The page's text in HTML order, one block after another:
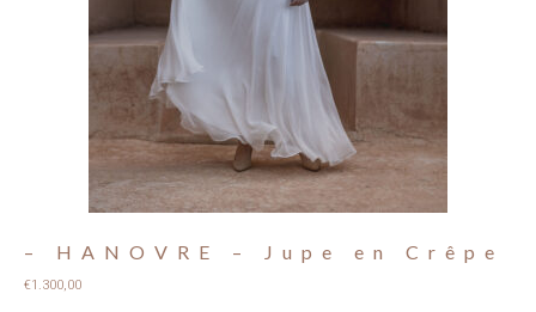
– HANOVRE – Jupe en Crêpe
€1.300,00